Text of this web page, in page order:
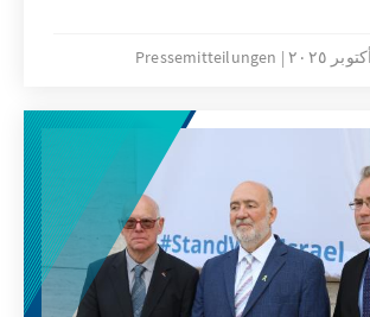
Pressemitteilungen